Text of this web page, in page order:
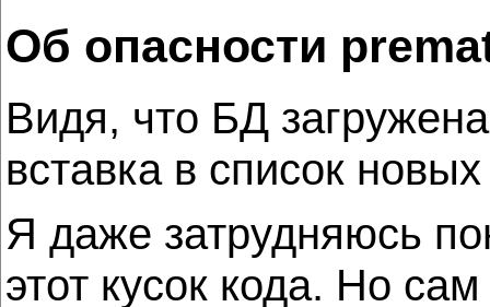
Об опасности
Видя, что БД
вставка в список
Я даже затрудняюсь
этот кусок кода. Но